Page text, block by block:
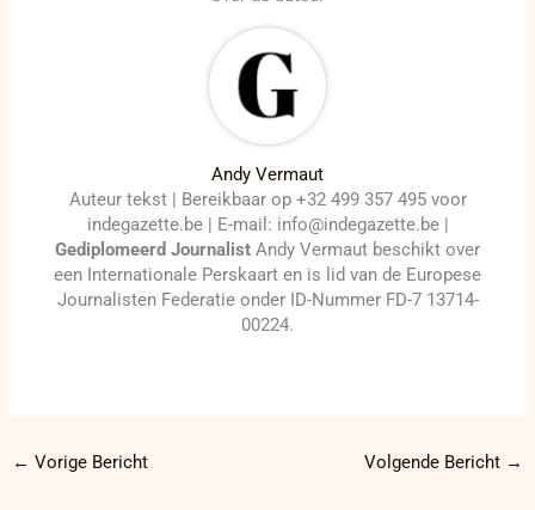
Andy Vermaut
Auteur tekst | Bereikbaar op +32 499 357 495 voor
indegazette.be | E-mail: info@indegazette.be |
Gediplomeerd Journalist Andy Vermaut beschikt over
een Internationale Perskaart en is lid van de Europese
Journalisten Federatie onder ID-Nummer FD-7 13714-
00224.
← Vorige Bericht Volgende Bericht →